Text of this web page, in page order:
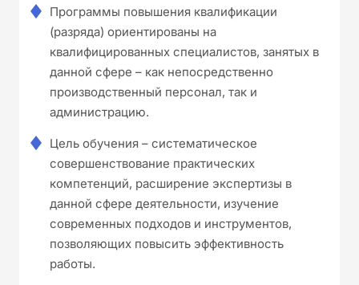
Программы повышения квалификации
(разряда) ориентированы на
квалифицированных специалистов, занятых в
данной сфере – как непосредственно
производственный персонал, так и
администрацию.
Цель обучения – систематическое
совершенствование практических
компетенций, расширение экспертизы в
данной сфере деятельности, изучение
современных подходов и инструментов,
позволяющих повысить эффективность
работы.